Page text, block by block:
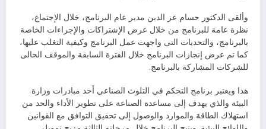
وألقى الدكتور حسام عز الدين مدير عام البرنامج، خلال الإجتماع،
نظرة عامة للبرنامج من خلال عرض الإشتراكات والإجراءات الخاصة
بالبرنامج، والتحديات التى واجهت عمل البرنامج وكيفية التغلب عليها،
كما تم عرض إنجازات البرنامج خلال الفترة السابقة والموقف الحالى
للشركات المشاركة بالبرنامج.
هذا ويعتبر برنامج التحكم في التلوث الصناعي أحد مبادرات وزارة
البيئة والذي يهدف إلى مساعدة الصناعة على تطوير الأداء والحد من
استهلاك الطاقة والموارد والوصول إلى تحقيق التوافق مع القوانين